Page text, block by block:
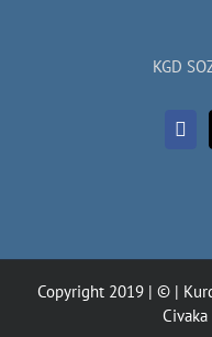
KGD
Copyright 2019 | © |